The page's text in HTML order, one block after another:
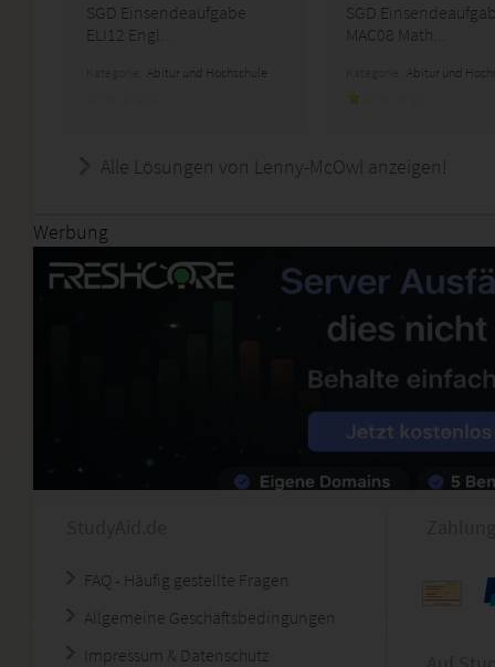
SGD Einsendeaufgabe
ELI12 Engl...
Abitur und Hochschule
SGD
MAC08 Math...
Abitur und
Alle Lösungen von Lenny-McOwl anzeigen!
Werbung
FAQ - Häufig gestellte Fragen
Allgemeine Geschäftsbedingungen
Impressum & Datenschutz